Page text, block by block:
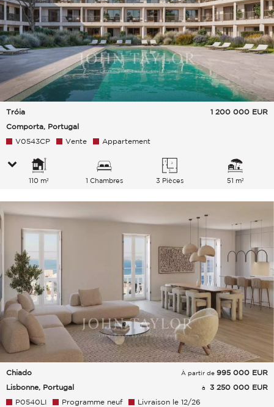
Tróia
Comporta, Portugal
1 200 000 EUR
V0543CP Vente Appartement
110 m² 1 Chambres 3 Pièces 51 m²
Chiado
Lisbonne, Portugal
À partir de 995 000 EUR
à
3 250 000 EUR
P0540LI
Programme neuf Livraison le 12/26